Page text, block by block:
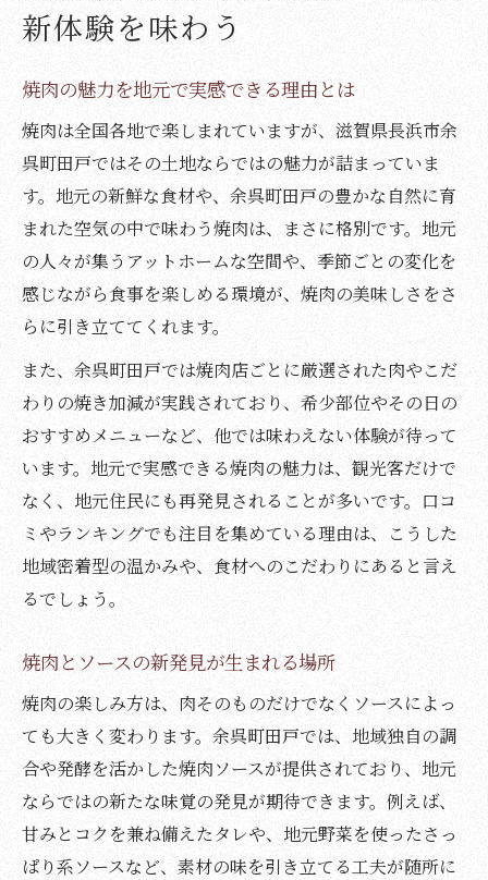
焼肉文化を支えるソースの秘密を解説
ソース選びで変わる焼肉の楽しみ方紹介
伝統と工夫が光る焼肉ソースの魅力発見
地元で話題の焼肉ソースが生まれる理由
焼肉ソース人気の秘密は地域の工夫にあり
地元で愛される焼肉ソース誕生の背景を追
う
焼肉と地域文化の融合が生む新たな味わい
話題を呼ぶ焼肉ソースの魅力的な理由紹介
焼肉好きなら知っておきたい余呉町田戸の味
焼肉通が注目する余呉町田戸の味わい方
焼肉の新定番となる余呉町田戸の独自性
焼肉の味わい深さを引き出す地元流儀とは
地元で親しまれる焼肉とソースの工夫紹介
焼肉をより楽しむための地元のコツ解説
焼肉とソースの相性が生む美味しさの秘密
焼肉本来の旨味を活かすソースの役割とは
地元で愛される焼肉ソースの特徴を解説
焼肉好きが知るべきソースの選び方ポイン
ト
焼肉体験を左右するソースの深い関係性
新体験を味わう
焼肉の魅力を地元で実感できる理由とは
焼肉は全国各地で楽しまれていますが、滋賀県長浜市余
呉町田戸ではその土地ならではの魅力が詰まっていま
す。地元の新鮮な食材や、余呉町田戸の豊かな自然に育
まれた空気の中で味わう焼肉は、まさに格別です。地元
の人々が集うアットホームな空間や、季節ごとの変化を
感じながら食事を楽しめる環境が、焼肉の美味しさをさ
らに引き立ててくれます。
また、余呉町田戸では焼肉店ごとに厳選された肉やこだ
わりの焼き加減が実践されており、希少部位やその日の
おすすめメニューなど、他では味わえない体験が待って
います。地元で実感できる焼肉の魅力は、観光客だけで
なく、地元住民にも再発見されることが多いです。口コ
ミやランキングでも注目を集めている理由は、こうした
地域密着型の温かみや、食材へのこだわりにあると言え
るでしょう。
焼肉とソースの新発見が生まれる場所
焼肉の楽しみ方は、肉そのものだけでなくソースによっ
ても大きく変わります。余呉町田戸では、地域独自の調
合や発酵を活かした焼肉ソースが提供されており、地元
ならではの新たな味覚の発見が期待できます。例えば、
甘みとコクを兼ね備えたタレや、地元野菜を使ったさっ
ぱり系ソースなど、素材の味を引き立てる工夫が随所に